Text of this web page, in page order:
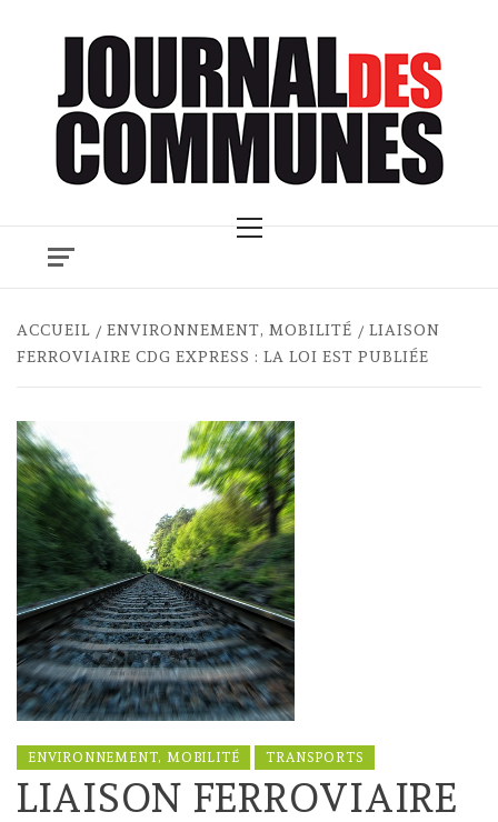
Menu
ACCUEIL ENVIRONNEMENT, MOBILITÉ
LIAISON
FERROVIAIRE CDG EXPRESS : LA LOI EST PUBLIÉE
ENVIRONNEMENT, MOBILITÉ TRANSPORTS
LIAISON FERROVIAIRE